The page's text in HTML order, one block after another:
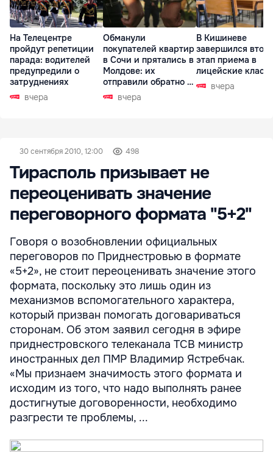
На Телецентре
пройдут репетиции
парада: водителей
предупредили о
затруднениях
вчера
Обманули
покупателей квартир
в Сочи и прятались в
Молдове: их
отправили обратно в
РФ вчера
В Кишиневе
завершился
этап приема в
лицейские
вчера
30 сентября 2010, 12:00 498
Тирасполь призывает не
переоценивать значение
переговорного формата "5+2"
Говоря о возобновлении официальных
переговоров по Приднестровью в формате
«5+2», не стоит переоценивать значение этого
формата, поскольку это лишь один из
механизмов вспомогательного характера,
который призван помогать договариваться
сторонам. Об этом заявил сегодня в эфире
приднестровского телеканала ТСВ министр
иностранных дел ПМР Владимир Ястребчак.
«Мы признаем значимость этого формата и
исходим из того, что надо выполнять ранее
достигнутые договоренности, необходимо
разгрести те проблемы, ...